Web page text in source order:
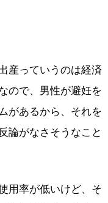
産っていうのは経済
ので、男性が避妊を
があるから、それを
論がなさそうなこと
用率が低いけど、そ